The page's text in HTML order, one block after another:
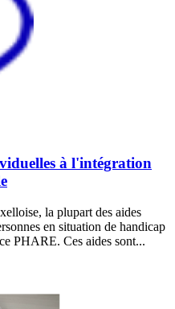
à l'intégration
la plupart des aides
en situation de handicap
PHARE. Ces aides sont...